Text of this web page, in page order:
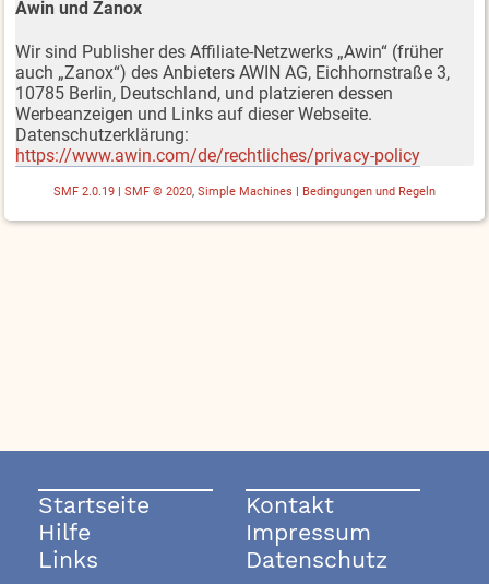
Awin und Zanox
Wir sind Publisher des Affiliate-Netzwerks „Awin“ (früher
auch „Zanox“) des Anbieters AWIN AG, Eichhornstraße 3,
10785 Berlin, Deutschland, und platzieren dessen
Werbeanzeigen und Links auf dieser Webseite.
Datenschutzerklärung:
https://www.awin.com/de/rechtliches/privacy-policy
SMF 2.0.19 | SMF © 2020 Simple Machines | Bedingungen und Regeln
Startseite
Hilfe
Links
Kontakt
Impressum
Datenschutz